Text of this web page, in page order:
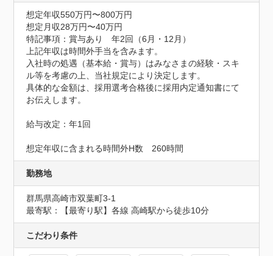
想定年収550万円〜800万円
想定月収28万円〜40万円
特記事項：賞与あり　年2回（6月・12月）
上記年収は時間外手当を含みます。
入社時の処遇（基本給・賞与）はみなさまの経験・スキ
ル等を考慮の上、当社規定により決定します。
具体的な金額は、採用選考合格後に採用内定通知書にて
お伝えします。
給与改定：年1回
想定年収に含まれる時間外H数　260時間
勤務地
群馬県高崎市双葉町3-1
最寄駅：【最寄り駅】各線 高崎駅から徒歩10分
こだわり条件